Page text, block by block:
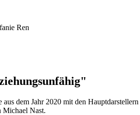
Ren
aus dem Jahr 2020 mit den Hauptdarstellern
Michael Nast.